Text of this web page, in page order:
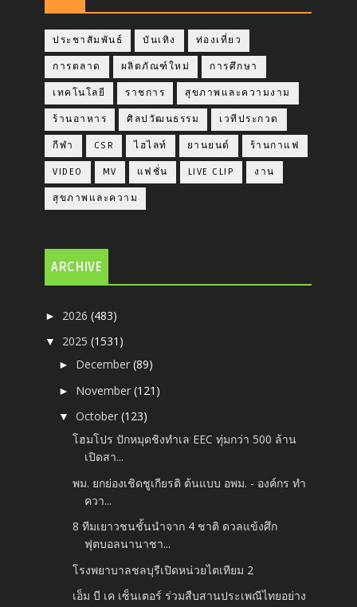
ประชาสัมพันธ์ บันเทิง ท่องเที่ยว
การตลาด ผลิตภัณฑ์ใหม่ การศึกษา
เทคโนโลยี ราชการ สุขภาพและความงาม
ร้านอาหาร ศิลปวัฒนธรรม เวทีประกวด
กีฬา CSR ไฮไลท์ ยานยนต์ ร้านกาแฟ
VIDEO MV แฟชั่น LIVE CLIP งาน
สุขภาพและความ
ARCHIVE
► 2026(483)
▼ 2025(1531)
► December(89)
► November(121)
▼October(123)
โฮมโปร ปักหมุดชิงทำเล EEC ทุ่มกว่า 500 ล้าน
เปิดสา...
พม. ยกย่องเชิดชูเกียรติ ต้นแบบ อพม. - องค์กร ทำ
ควา...
8 ทีมเยาวชนชั้นนำจาก 4 ชาติ ดวลแข้งศึก
ฟุตบอลนานาชา...
โรงพยาบาลชลบุรีเปิดหน่วยไตเทียม 2
เอ็ม บี เค เซ็นเตอร์ ร่วมสืบสานประเพณีไทยอย่าง